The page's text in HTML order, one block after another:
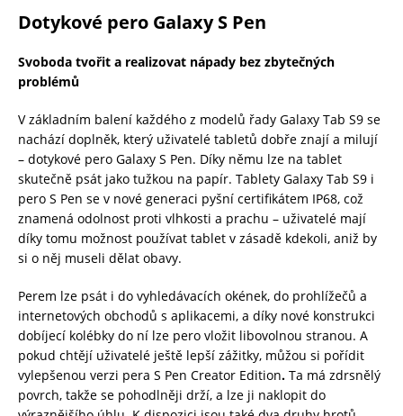
Dotykové pero Galaxy S Pen
Svoboda tvořit a realizovat nápady bez zbytečných
problémů
V základním balení každého z modelů řady Galaxy Tab S9 se
nachází doplněk, který uživatelé tabletů dobře znají a milují
– dotykové pero Galaxy S Pen. Díky němu lze na tablet
skutečně psát jako tužkou na papír. Tablety Galaxy Tab S9 i
pero S Pen se v nové generaci pyšní certifikátem IP68, což
znamená odolnost proti vlhkosti a prachu – uživatelé mají
díky tomu možnost používat tablet v zásadě kdekoli, aniž by
si o něj museli dělat obavy.
Perem lze psát i do vyhledávacích okének, do prohlížečů a
internetových obchodů s aplikacemi, a díky nové konstrukci
dobíjecí kolébky do ní lze pero vložit libovolnou stranou. A
pokud chtějí uživatelé ještě lepší zážitky, můžou si pořídit
vylepšenou verzi pera S Pen Creator Edition. Ta má zdrsnělý
povrch, takže se pohodlněji drží, a lze ji naklopit do